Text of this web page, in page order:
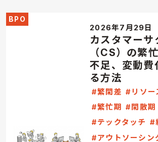
BPO
2026年7月29日
カスタマーサ
（CS）の繁
不足、変動費
る方法
#繁閑差 #リソー
#繁忙期
#閑散期
#テックタッチ #
#アウトソーシン